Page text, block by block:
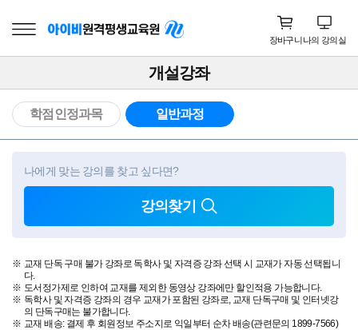
장바구니나의 강의실
개설강좌
학점인정과목 일반과정
나에게 맞는 강의를 찾고 싶다면?
강의찾기
교재 단독 구매 불가 강좌로 독학사 및 자격증 강좌 선택 시 교재가 자동 선택됩니
다.
도서정가제로 인하여 교재를 제외한 동영상 강좌에만 할인적용 가능합니다.
독학사 및 자격증 강좌의 경우 교재가 포함된 강좌로, 교재 단독구매 및 인터넷강
의 단독구매는 불가합니다.
교재 배송: 결제 후 회원정보 주소지로 익일부터 순차 배송(관련문의 1899-7566)